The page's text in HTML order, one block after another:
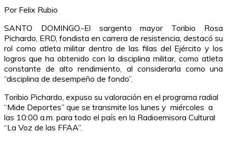
Por Felix Rubio
SANTO DOMINGO.-El sargento mayor Toribio Rosa
Pichardo, ERD, fondista en carrera de resistencia, destacó su
rol como atleta militar dentro de las filas del Ejército y los
logros que ha obtenido con la disciplina militar, como atleta
constante de alto rendimiento, al considerarla como una
“disciplina de desempeño de fondo”.
Toribio Pichardo, expuso su valoración en el programa radial
“Mide Deportes” que se transmite los lunes y miércoles a
las 10:00 a.m. para todo el país en la Radioemisora Cultural
“La Voz de las FFAA”.